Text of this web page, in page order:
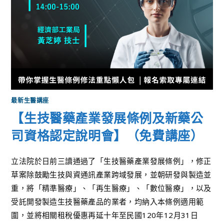
最新生醫講座
【生技醫藥產業發展條例及新藥公
司資格認定說明會】（免費講座）
立法院於日前三讀通過了「生技醫藥產業發展條例」，修正
草案除鼓勵生技與資通訊產業跨域發展，並朝研發與製造並
重，將「精準醫療」、「再生醫療」、「數位醫療」，以及
受託開發製造生技醫藥產品的業者，均納入本條例適用範
圍，並將相關租稅優惠再延十年至民國120年12月31日